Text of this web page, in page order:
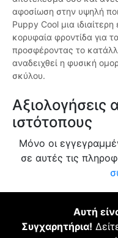
αφοσίωση στην υψηλή
Puppy Cool μια
κορυφαία φροντίδα για
προσφέροντας το
αναδειχθεί η φυσική
σκύλου.
ιστότοπους
Μόνο οι
σε αυτές τις
Αυτή
Συγχαρητήρια!